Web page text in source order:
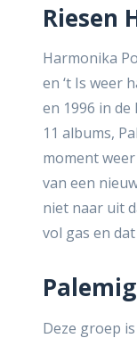
Riesen
Harmonika
en ‘t Is weer
en 1996 in
11 albums,
moment
van een
niet naar uit
vol gas en
Deze groep